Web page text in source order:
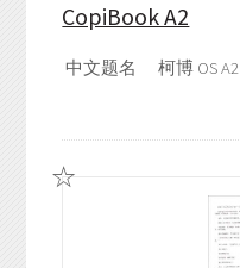
CopiBook A2
中文题名 柯博 OS A2